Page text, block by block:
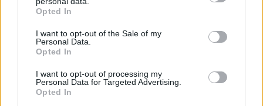
grant or deny consent to Google and its third-party tags to
use your data for below specified purposes in below Google
consent section.
Opted In
I want to opt-out of the Sale of my
Personal Data.
Opted In
I want to opt-out of processing my
Personal Data for Targeted Advertising.
Opted In